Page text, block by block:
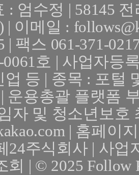
: 엄수정 | 58145
| 이메일 :
| 팩스 061-371-
호 | 사업자등
등 | 종목 : 포털
운용총괄 플랫폼
자 및 청소년보호
| 홈페이
24주식회사 | 사
회 | © 2025 Follow